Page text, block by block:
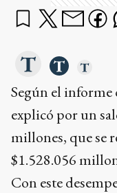
Según el
explicó por un
millones, que se
$1.528.056
Con este